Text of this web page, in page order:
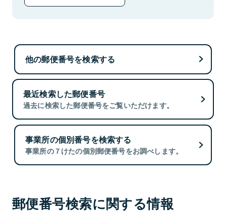
他の郵便番号を検索する
最近検索した郵便番号
過去に検索した郵便番号をご覧いただけます。
事業所の個別番号を検索する
事業所の７けたの個別郵便番号をお調べします。
郵便番号検索に関する情報